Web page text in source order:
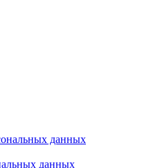
данных
данных